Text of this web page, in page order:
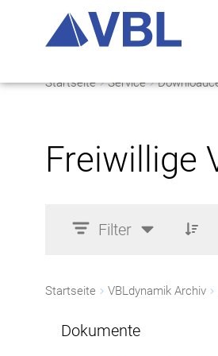
Startseite Service
Freiwillige
Filter
Startseite VBLdynamik Archiv
Dokumente